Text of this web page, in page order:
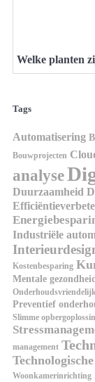
Welke planten
Tags
Automatisering
Bouwprojecten
analyse
Duurzaamheid
Industriële
Kostenbesparing
Mentale
Preventief
Slimme
management
Woonkamerinrichting